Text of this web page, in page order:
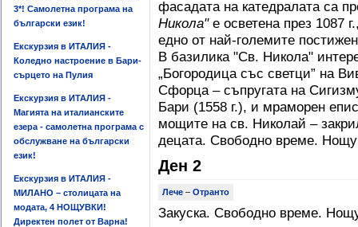
3*! Самолетна програма на
български език!
Екскурзия в ИТАЛИЯ -
Коледно настроение в Бари-
сърцето на Пулия
Екскурзия в ИТАЛИЯ -
Магията на италианските
езера - самолетна програма с
обслужване на български
език!
Екскурзия в ИТАЛИЯ -
МИЛАНО – столицата на
модата, 4 НОЩУВКИ!
Директен полет от Варна!
фасадата на катедралата са
Никола"е осветена през 1087
едно от най-големите
В базилика "Св. Никола"
„Богородица със светци” на
Сфорца – съпругата на
Бари (1558 г.), и мраморен
мощите на св. Николай –
децата. Свободно време.
Ден 2
Лече – Отранто
Закуска. Свободно време.